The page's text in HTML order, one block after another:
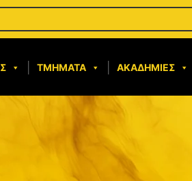
ΤΜΉΜΑΤΑ ΑΚΑΔΗΜΊΕΣ